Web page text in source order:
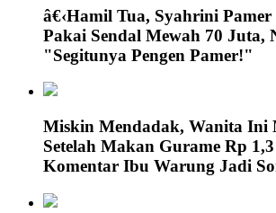
â€‹Hamil Tua, Syahrini
Pakai Sendal Mewah 70 Juta,
"Segitunya Pengen Pamer!"
Miskin Mendadak, Wanita Ini
Setelah Makan Gurame Rp
Komentar Ibu Warung Jadi